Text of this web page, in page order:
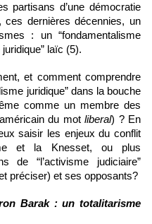
partisans d’une démocratie
ces dernières décennies, un
: un “fondamentalisme
laïc (5).
et comment comprendre
juridique” dans la bouche
comme un membre des
du mot liberal) ? En
saisir les enjeux du conflit
et la Knesset, ou plus
de “l’activisme judiciaire”
préciser) et ses opposants?
Barak : un totalitarisme